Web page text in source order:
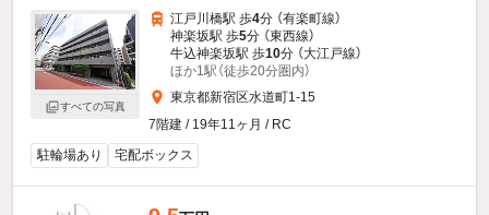
すべての写真
江戸川橋駅 歩4分 （有楽町線）
神楽坂駅 歩5分 （東西線）
牛込神楽坂駅 歩10分 （大江戸線）
ほか1駅（徒歩20分圏内）
東京都新宿区水道町1-15
7階建 / 19年11ヶ月 / RC
駐輪場あり
宅配ボックス